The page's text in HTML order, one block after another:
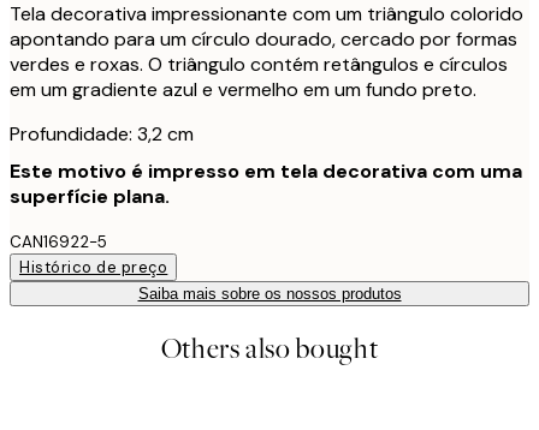
Tela decorativa impressionante com um triângulo colorido
apontando para um círculo dourado, cercado por formas
verdes e roxas. O triângulo contém retângulos e círculos
em um gradiente azul e vermelho em um fundo preto.
Profundidade: 3,2 cm
Este motivo é impresso em tela decorativa com uma
superfície plana.
CAN16922-5
Histórico de preço
Saiba mais sobre os nossos produtos
Others also bought